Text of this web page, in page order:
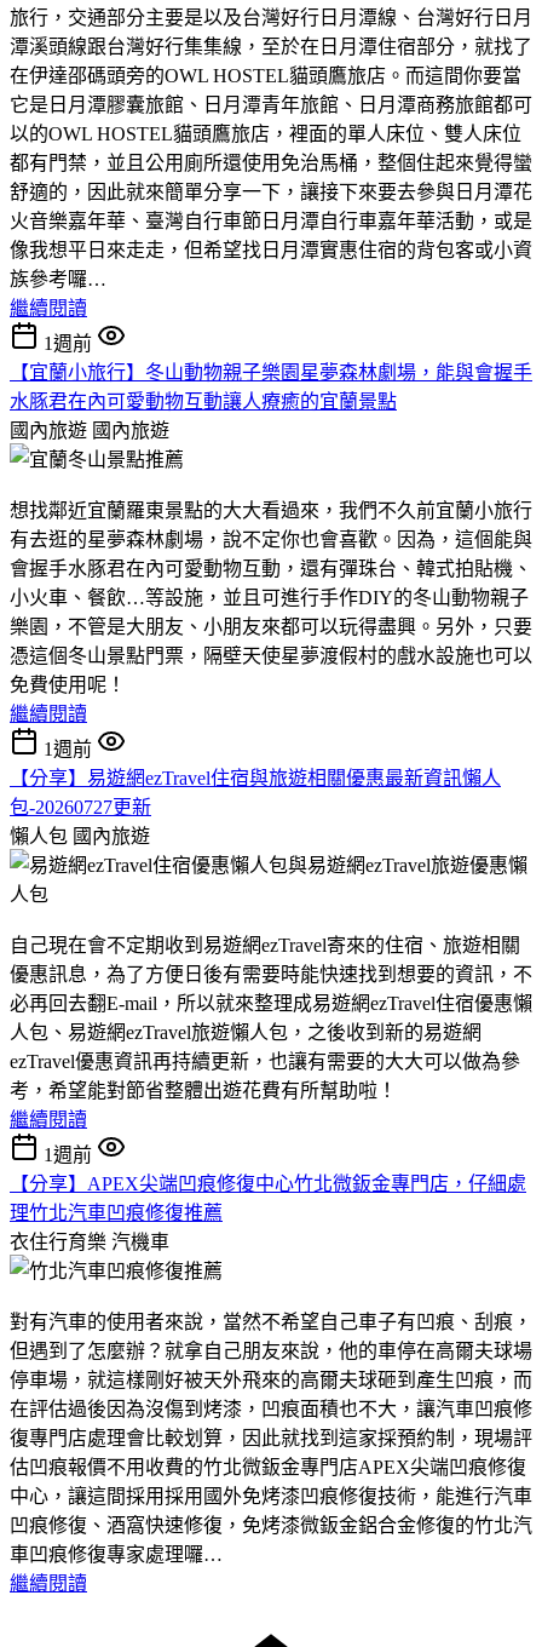
旅行，交通部分主要是以及台灣好行日月潭線、台灣好行日月
潭溪頭線跟台灣好行集集線，至於在日月潭住宿部分，就找了
在伊達邵碼頭旁的OWL HOSTEL貓頭鷹旅店。而這間你要當
它是日月潭膠囊旅館、日月潭青年旅館、日月潭商務旅館都可
以的OWL HOSTEL貓頭鷹旅店，裡面的單人床位、雙人床位
都有門禁，並且公用廁所還使用免治馬桶，整個住起來覺得蠻
舒適的，因此就來簡單分享一下，讓接下來要去參與日月潭花
火音樂嘉年華、臺灣自行車節日月潭自行車嘉年華活動，或是
像我想平日來走走，但希望找日月潭實惠住宿的背包客或小資
族參考囉…
繼續閱讀
1週前
【宜蘭小旅行】冬山動物親子樂園星夢森林劇場，能與會握手
水豚君在內可愛動物互動讓人療癒的宜蘭景點
國內旅遊 國內旅遊
想找鄰近宜蘭羅東景點的大大看過來，我們不久前宜蘭小旅行
有去逛的星夢森林劇場，說不定你也會喜歡。因為，這個能與
會握手水豚君在內可愛動物互動，還有彈珠台、韓式拍貼機、
小火車、餐飲…等設施，並且可進行手作DIY的冬山動物親子
樂園，不管是大朋友、小朋友來都可以玩得盡興。另外，只要
憑這個冬山景點門票，隔壁天使星夢渡假村的戲水設施也可以
免費使用呢！
繼續閱讀
1週前
【分享】易遊網ezTravel住宿與旅遊相關優惠最新資訊懶人
包-20260727更新
懶人包 國內旅遊
自己現在會不定期收到易遊網ezTravel寄來的住宿、旅遊相關
優惠訊息，為了方便日後有需要時能快速找到想要的資訊，不
必再回去翻E-mail，所以就來整理成易遊網ezTravel住宿優惠懶
人包、易遊網ezTravel旅遊懶人包，之後收到新的易遊網
ezTravel優惠資訊再持續更新，也讓有需要的大大可以做為參
考，希望能對節省整體出遊花費有所幫助啦！
繼續閱讀
1週前
【分享】APEX尖端凹痕修復中心竹北微鈑金專門店，仔細處
理竹北汽車凹痕修復推薦
衣住行育樂 汽機車
對有汽車的使用者來說，當然不希望自己車子有凹痕、刮痕，
但遇到了怎麼辦？就拿自己朋友來說，他的車停在高爾夫球場
停車場，就這樣剛好被天外飛來的高爾夫球砸到產生凹痕，而
在評估過後因為沒傷到烤漆，凹痕面積也不大，讓汽車凹痕修
復專門店處理會比較划算，因此就找到這家採預約制，現場評
估凹痕報價不用收費的竹北微鈑金專門店APEX尖端凹痕修復
中心，讓這間採用採用國外免烤漆凹痕修復技術，能進行汽車
凹痕修復、酒窩快速修復，免烤漆微鈑金鋁合金修復的竹北汽
車凹痕修復專家處理囉…
繼續閱讀